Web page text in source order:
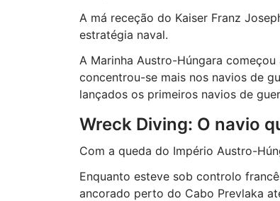
A má receção do Kaiser Franz
estratégia naval.
A Marinha Austro-Húngara
concentrou-se mais nos navios de
lançados os primeiros navios de
Wreck Diving: O navio
Com a queda do Império Austro-
Enquanto esteve sob controlo
ancorado perto do Cabo Prevlaka